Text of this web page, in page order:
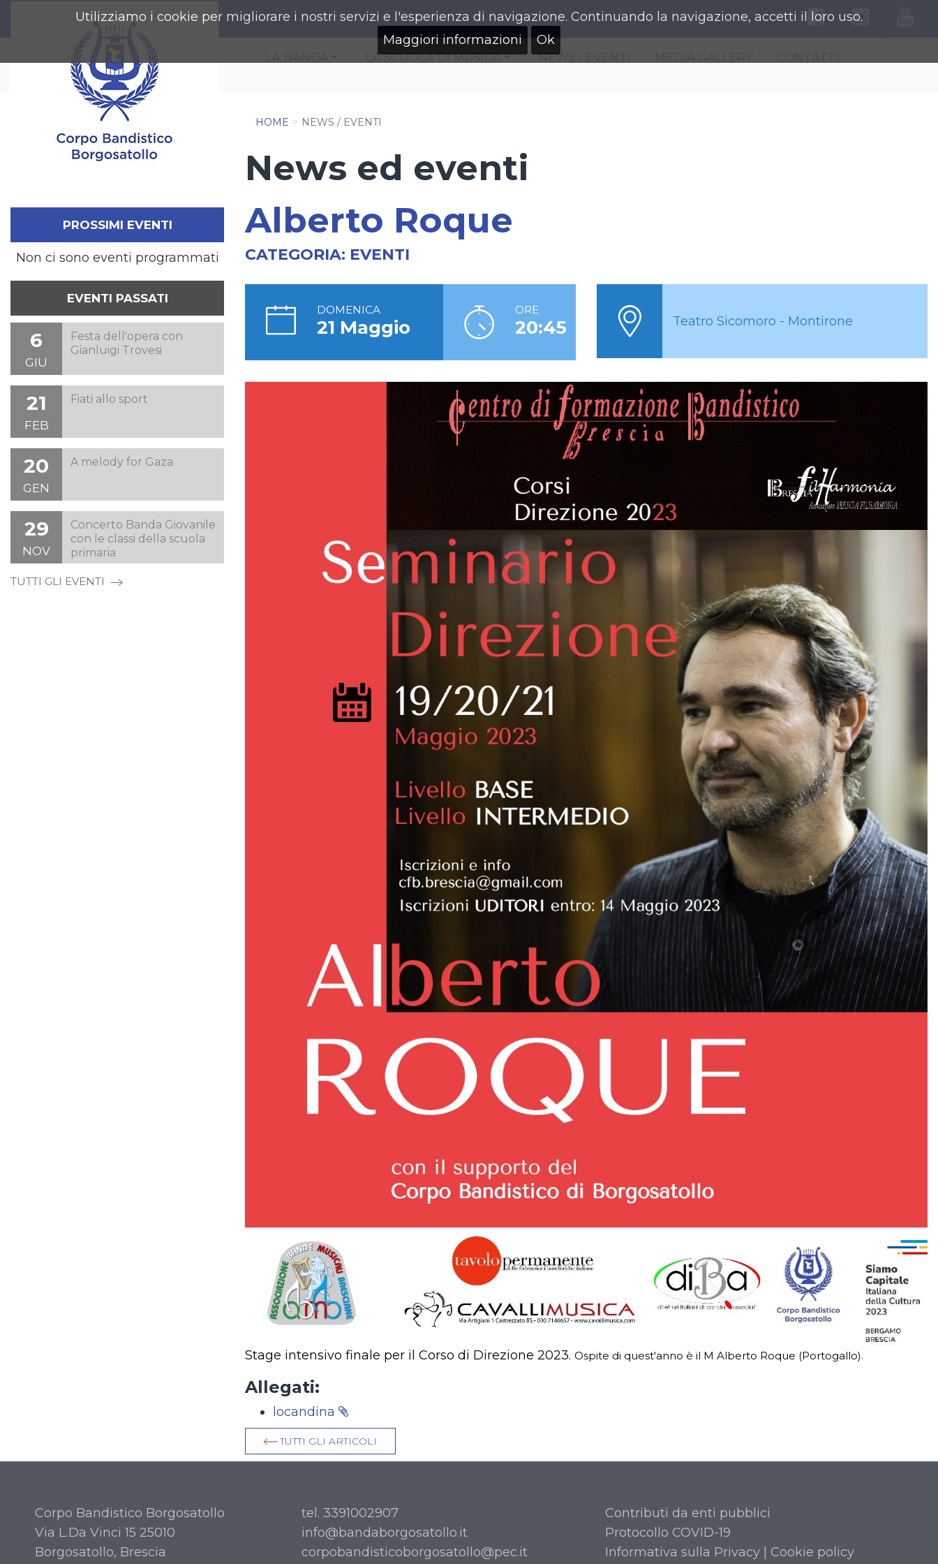
LA SCUOLA DI MUSICA NEWS / EVENTI
HOME NEWS / EVENTI
News ed eventi
Alberto Roque
CATEGORIA: EVENTI
DOMENICA
21 Maggio
ORE
20:45 Teatro Sicomoro - Montirone
Stage intensivo finale per il Corso di Direzione 2023. Ospite di quest'anno è il M Alberto Roque (Portogallo).
Allegati:
locandina
TUTTI GLI ARTICOLI
PROSSIMI EVENTI
Non ci sono eventi programmati
EVENTI PASSATI
6
GIU
Festa dell'opera con
Gianluigi Trovesi
21
FEB
Fiati allo sport
20
GEN
A melody for Gaza
29
NOV
Concerto Banda Giovanile
con le classi della scuola
primaria
TUTTI GLI EVENTI
Corpo Bandistico Borgosatollo
Via L.Da Vinci 15 25010
Borgosatollo, Brescia
tel. 3391002907
info@bandaborgosatollo.it
corpobandisticoborgosatollo@pec.it
Contributi da enti pubblici
Protocollo COVID-19
Informativa sulla Privacy| Cookie policy
Utilizziamo i cookie per migliorare i nostri servizi e l'esperienza di navigazione. Continuando la navigazione, accetti il loro uso.
Maggiori informazioni
Ok